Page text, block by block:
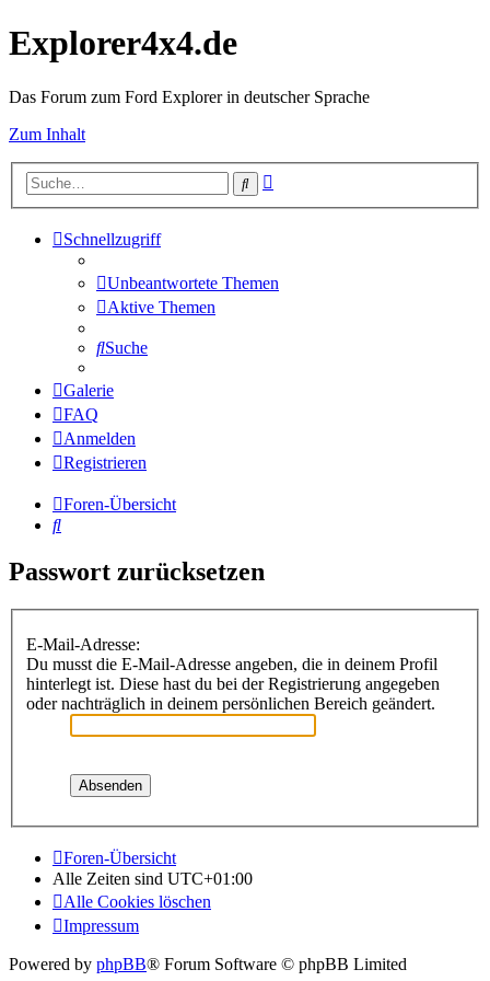
Explorer4x4.de
Das Forum zum Ford Explorer in deutscher Sprache
Zum Inhalt
Suche
Schnellzugriff
Unbeantwortete Themen
Aktive Themen
Suche
Galerie
FAQ
Anmelden
Registrieren
Foren-Übersicht
Suche
Passwort zurücksetzen
E-Mail-Adresse:
Du musst die E-Mail-Adresse angeben, die in deinem Profil
hinterlegt ist. Diese hast du bei der Registrierung angegeben
oder nachträglich in deinem persönlichen Bereich geändert.
Foren-Übersicht
Alle Zeiten sind UTC+01:00
Alle Cookies löschen
Impressum
Powered by phpBB® Forum Software © phpBB Limited